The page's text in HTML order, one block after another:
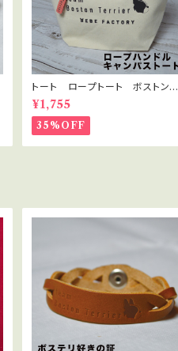
トート ロープトート ボストンテ
リア ロープハンドル キャンパス
トート ナチュラル
¥1,755
35%OFF